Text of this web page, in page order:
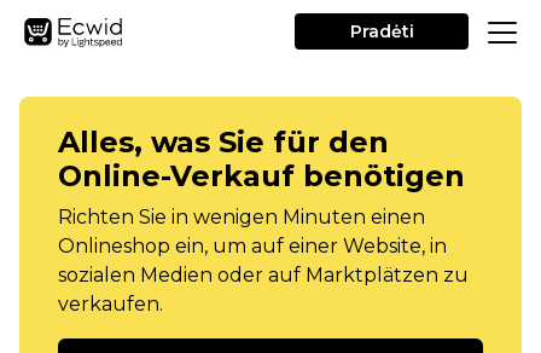
Pradėti
Alles, was Sie für den
Online-Verkauf benötigen
Richten Sie in wenigen Minuten einen
Onlineshop ein, um auf einer Website, in
sozialen Medien oder auf Marktplätzen zu
verkaufen.